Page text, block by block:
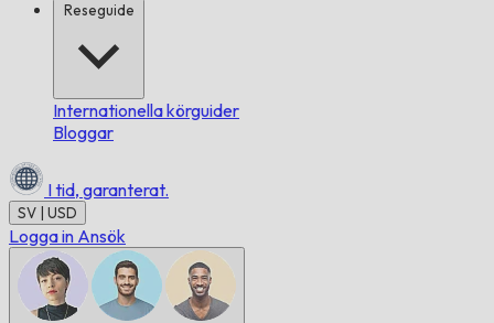
Reseguide
Internationella körguider
Bloggar
I tid, garanterat.
SV | USD
Logga in Ansök